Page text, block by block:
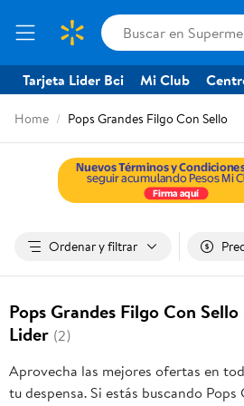
Tarjeta Lider Bci Mi Club
Home Pops Grandes Filgo Con Sello
Ordenar y filtrar
Pops Grandes Filgo Con
Lider (2)
Aprovecha las mejores ofertas en
tu despensa. Si estás buscando